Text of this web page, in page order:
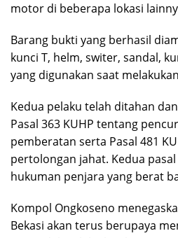
motor di beberapa lokasi
Barang bukti yang berhasil
kunci T, helm, switer, sandal,
yang digunakan saat
Kedua pelaku telah ditahan
Pasal 363 KUHP tentang
pemberatan serta Pasal 481
pertolongan jahat. Kedua
hukuman penjara yang berat
Kompol Ongkoseno
Bekasi akan terus berupaya